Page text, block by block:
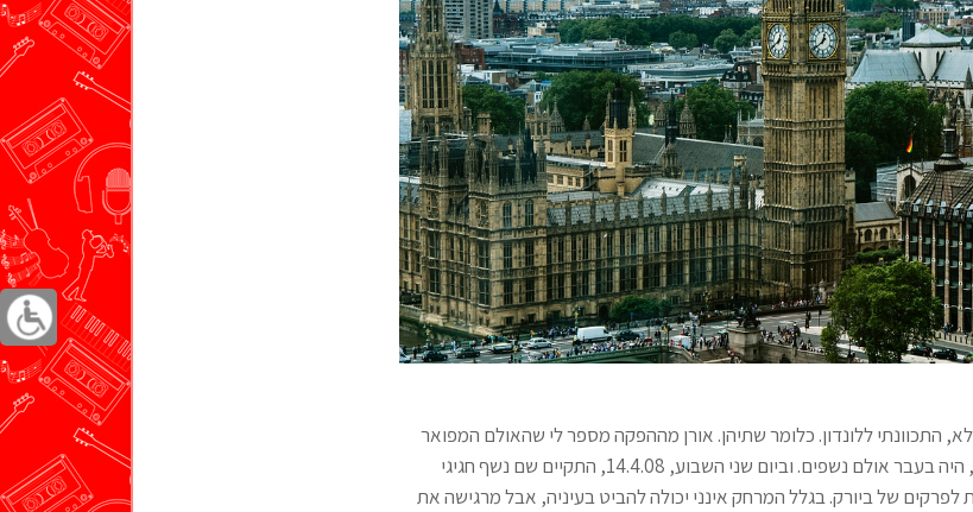
לא, התכוונתי ללונדון. כלומר שתיהן. אורן מההפקה מספר לי שהאולם המפואר
והעתיק הזה, האמרסמית' אפולו, היה בעבר אולם נשפים. וביום שני השבוע, 14.4.08, התקיים שם נשף חגיגי
לפרקים של ביורק. בגלל המרחק אינני יכולה להביט בעיניה, אבל מרגישה את